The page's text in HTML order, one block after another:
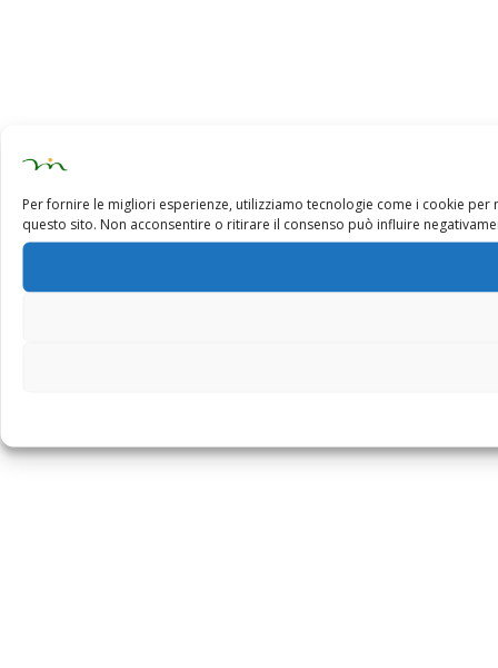
Per fornire le migliori esperienze, utilizziamo tecnologie come i cookie
questo sito. Non acconsentire o ritirare il consenso può influire